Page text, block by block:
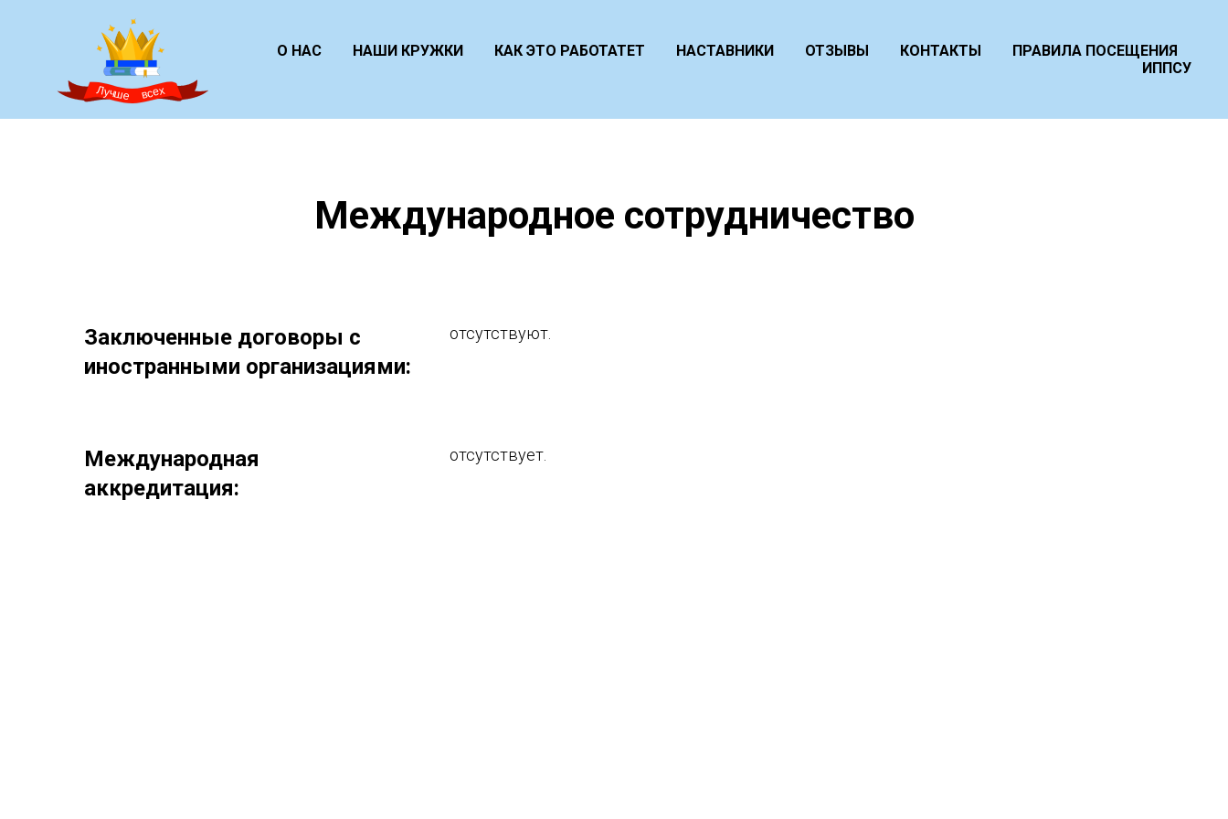
О НАС НАШИ КРУЖКИ КАК ЭТО РАБОТАТЕТ НАСТАВНИКИ ОТЗЫВЫ КОНТАКТЫ
ПРАВИЛА ПОСЕЩЕНИЯ
ИППСУ
Международное сотрудничество
Заключенные договоры с
иностранными организациями:
отсутствуют.
Международная
аккредитация:
отсутствует.